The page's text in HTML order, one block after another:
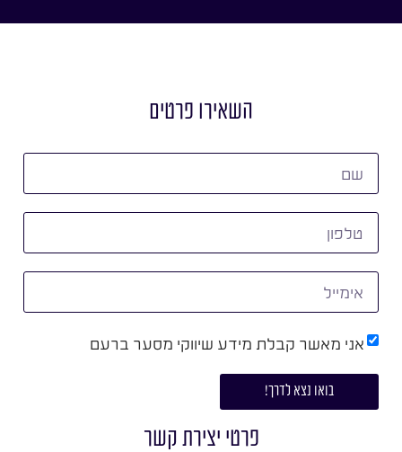
השאירו פרטים
אני מאשר קבלת מידע שיווקי מסער ברעם
בואו נצא לדרך!
פרטי יצירת קשר